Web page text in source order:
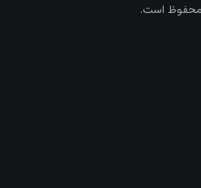
محفوظ است.